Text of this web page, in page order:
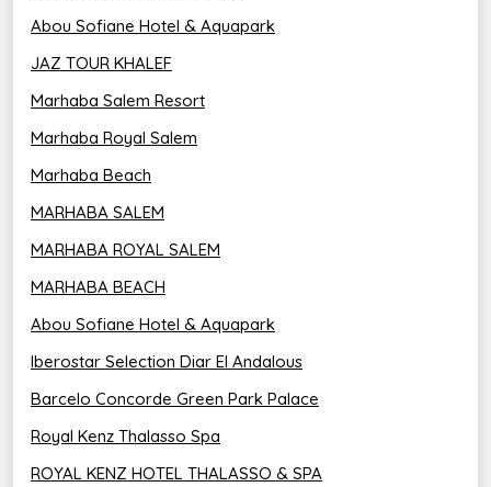
Abou Sofiane Hotel & Aquapark
JAZ TOUR KHALEF
Marhaba Salem Resort
Marhaba Royal Salem
Marhaba Beach
MARHABA SALEM
MARHABA ROYAL SALEM
MARHABA BEACH
Abou Sofiane Hotel & Aquapark
Iberostar Selection Diar El Andalous
Barcelo Concorde Green Park Palace
Royal Kenz Thalasso Spa
ROYAL KENZ HOTEL THALASSO & SPA